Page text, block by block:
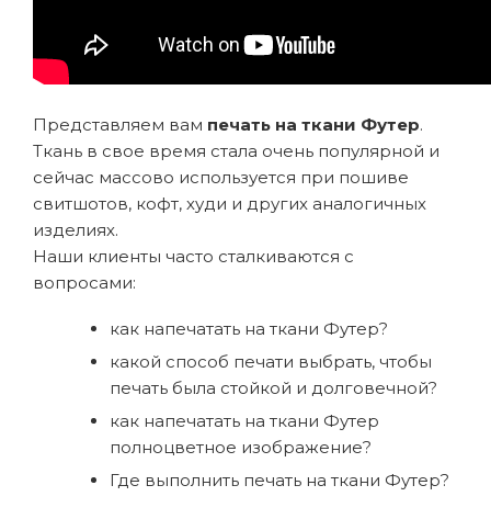
Представляем вам печать на ткани Футер.
Ткань в свое время стала очень популярной и
сейчас массово используется при пошиве
свитшотов, кофт, худи и других аналогичных
изделиях.
Наши клиенты часто сталкиваются с
вопросами:
как напечатать на ткани Футер?
какой способ печати выбрать, чтобы
печать была стойкой и долговечной?
как напечатать на ткани Футер
полноцветное изображение?
Где выполнить печать на ткани Футер?